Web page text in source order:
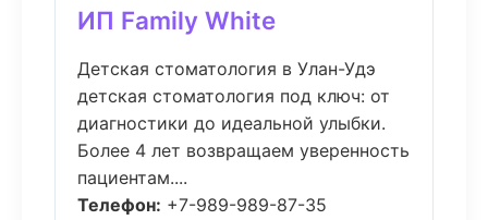
ИП Family White
Детская стоматология в Улан-Удэ
детская стоматология под ключ: от
диагностики до идеальной улыбки.
Более 4 лет возвращаем уверенность
пациентам....
Телефон: +7-989-989-87-35